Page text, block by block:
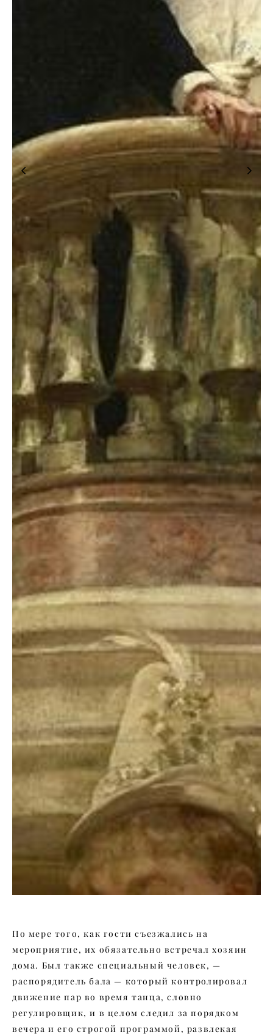
По мере того, как гости съезжались на
мероприятие, их обязательно встречал хозяин
дома. Был также специальный человек, —
распорядитель бала — который контролировал
движение пар во время танца, словно
регулировщик, и в целом следил за порядком
вечера и его строгой программой, развлекая